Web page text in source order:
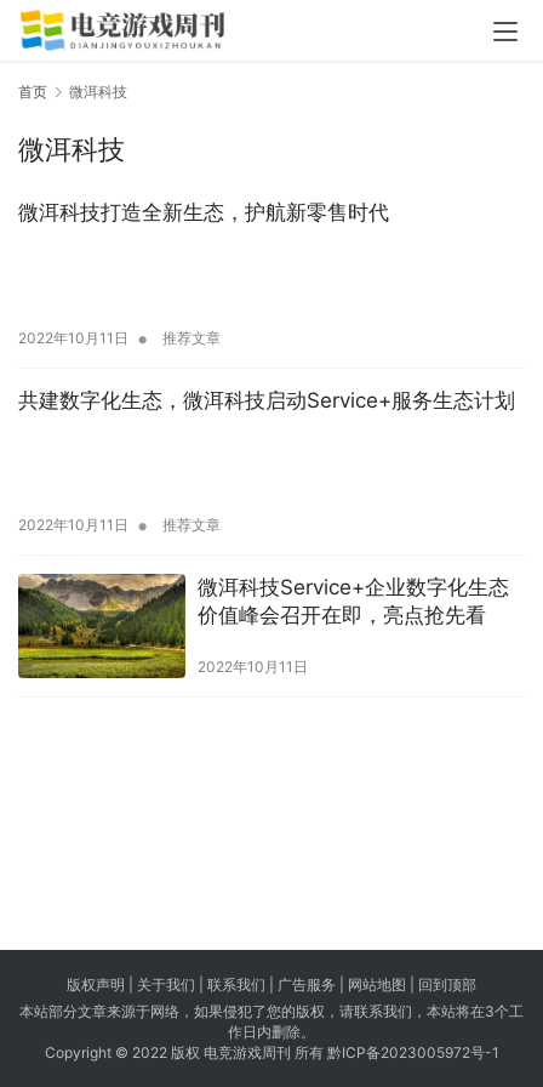
首页 微洱科技
微洱科技
微洱科技打造全新生态，护航新零售时代
2022年10月11日 • 推荐文章
共建数字化生态，微洱科技启动Service+服务生态计划
2022年10月11日 • 推荐文章
微洱科技Service+企业数字化生态
价值峰会召开在即，亮点抢先看
2022年10月11日
版权声明 | 关于我们 联系我们 | 广告服务 | 网站地图 | 回到顶部
本站部分文章来源于网络，如果侵犯了您的版权，请联系我们，本站将在3个工
作日内删除。
Copyright © 2022 版权 电竞游戏周刊 所有 黔ICP备2023005972号-1